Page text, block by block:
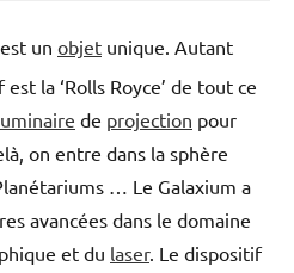
un objet unique. Autant
la ‘Rolls Royce’ de tout ce
de projection pour
on entre dans la sphère
… Le Galaxium a
avancées dans le domaine
et du laser. Le dispositif